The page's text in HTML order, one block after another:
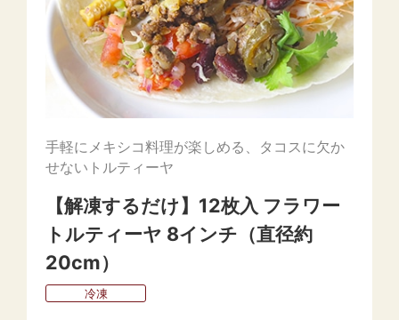
手軽にメキシコ料理が楽しめる、タコスに欠か
せないトルティーヤ
【解凍するだけ】12枚入 フラワー
トルティーヤ 8インチ（直径約
20cm）
冷凍